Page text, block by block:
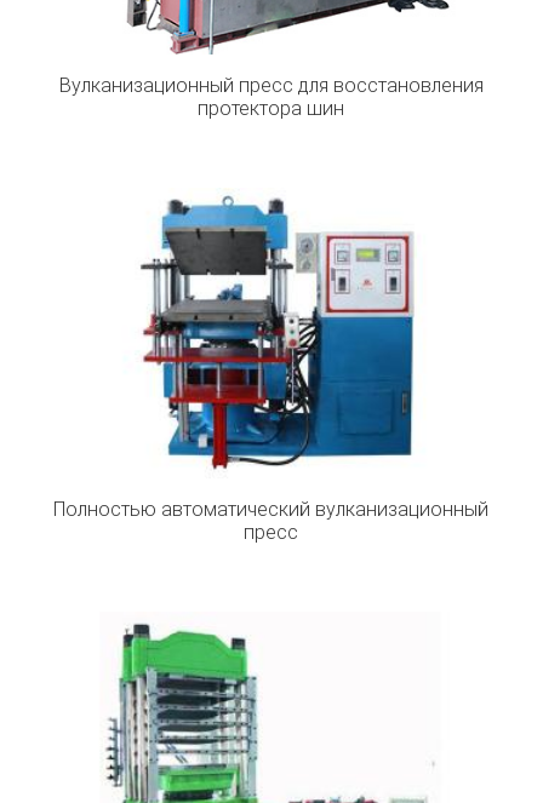
Вулканизационный пресс для восстановления
протектора шин
Полностью автоматический вулканизационный
пресс